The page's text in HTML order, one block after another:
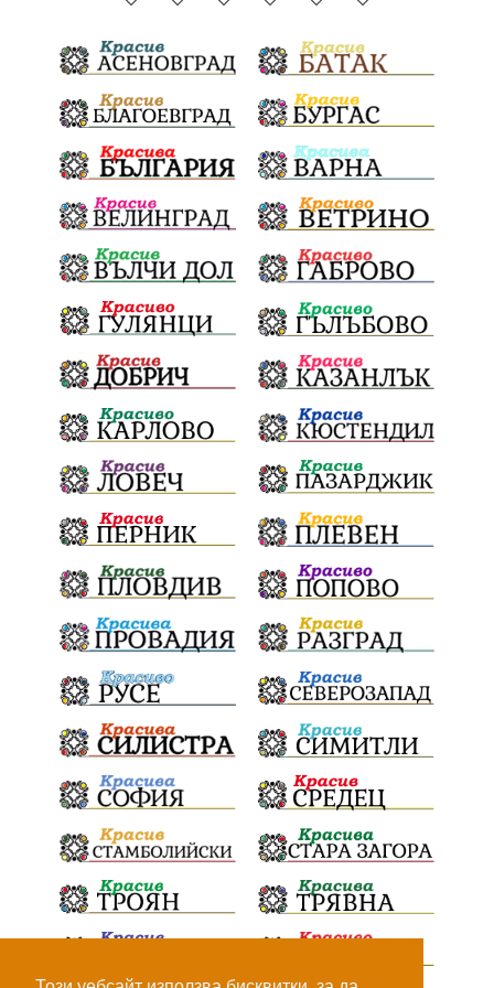
Отговорност БългарскиДух ОбщинскиСъвет
Полиграф ДетекторНаЛъжата МВР
ОбезпечителниМерки МестнаВласт Котел
СИК Ружица РайнаКнягиня
ВеселинОрешков Шофьори
НационаленШампион ОрлинОрлиновЕнчев
ВСС СъдебнаРеформа Шантаж
ПолитическиНатиск ЗаплахаЗаАрест
ПартияВеличие ЕкатеринаДафовска Тракия
ПТП Сливен КварталРечица Данъци
ПътнаИнфраструктура Асфалт
БрашноСтоименов ИстинскиХляб
БългарскоКачество Запис
ПолитическоЗадкулисие Микродрон
КомарДрон КитайскаТехнология
ВоенниТехнологии Наркотици
Демерджиев